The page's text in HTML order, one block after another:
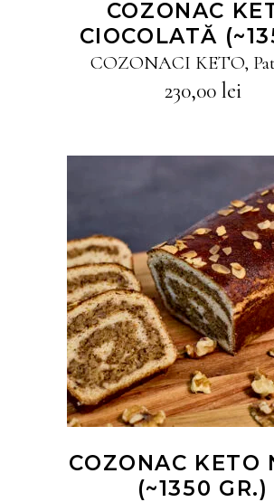
COZONAC
CIOCOLATĂ
COZONACI KETO,
230,00 lei
CITEȘTE MAI
COZONAC KETO
(~1350 GR.)